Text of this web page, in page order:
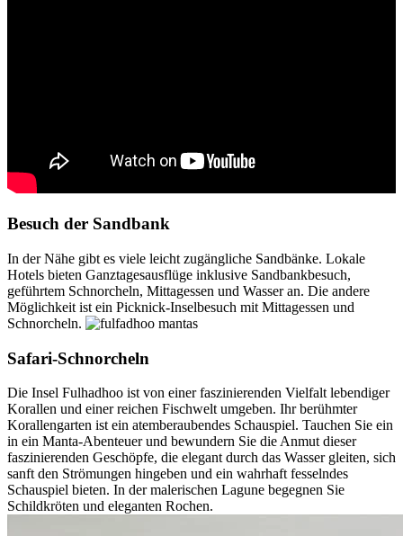
Besuch der Sandbank
In der Nähe gibt es viele leicht zugängliche Sandbänke. Lokale
Hotels bieten Ganztagesausflüge inklusive Sandbankbesuch,
geführtem Schnorcheln, Mittagessen und Wasser an. Die andere
Möglichkeit ist ein Picknick-Inselbesuch mit Mittagessen und
Schnorcheln.
Safari-Schnorcheln
Die Insel Fulhadhoo ist von einer faszinierenden Vielfalt lebendiger
Korallen und einer reichen Fischwelt umgeben. Ihr berühmter
Korallengarten ist ein atemberaubendes Schauspiel. Tauchen Sie ein
in ein Manta-Abenteuer und bewundern Sie die Anmut dieser
faszinierenden Geschöpfe, die elegant durch das Wasser gleiten, sich
sanft den Strömungen hingeben und ein wahrhaft fesselndes
Schauspiel bieten. In der malerischen Lagune begegnen Sie
Schildkröten und eleganten Rochen.